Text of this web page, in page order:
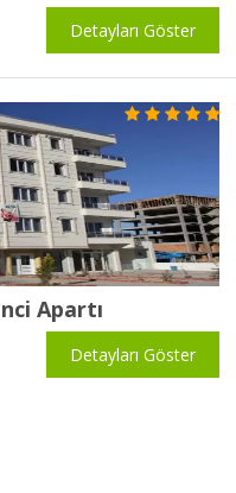
Detayları Göster
Apartı
Detayları Göster